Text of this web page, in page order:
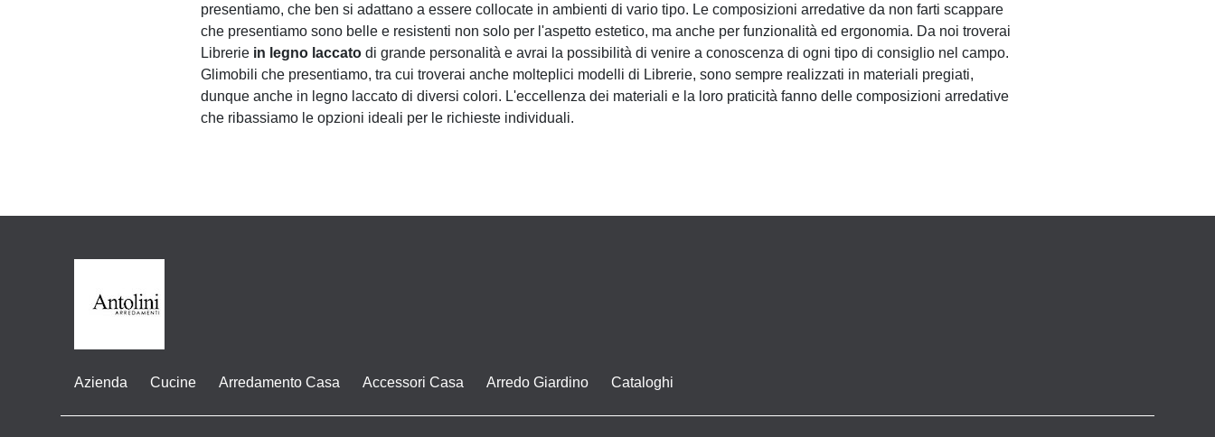
presentiamo, che ben si adattano a essere collocate in ambienti di vario tipo. Le composizioni arredative da non farti scappare
che presentiamo sono belle e resistenti non solo per l'aspetto estetico, ma anche per funzionalità ed ergonomia. Da noi troverai
Librerie in legno laccato di grande personalità e avrai la possibilità di venire a conoscenza di ogni tipo di consiglio nel campo.
Glimobili che presentiamo, tra cui troverai anche molteplici modelli di Librerie, sono sempre realizzati in materiali pregiati,
dunque anche in legno laccato di diversi colori. L'eccellenza dei materiali e la loro praticità fanno delle composizioni arredative
che ribassiamo le opzioni ideali per le richieste individuali.
Azienda Cucine Arredamento Casa Accessori Casa Arredo Giardino Cataloghi